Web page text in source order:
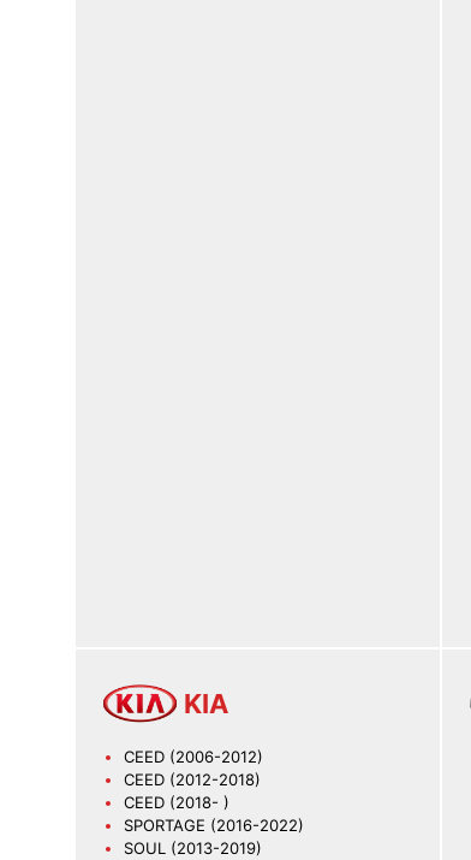
KIA
CEED (2006-2012)
CEED (2012-2018)
CEED (2018- )
SPORTAGE (2016-2022)
SOUL (2013-2019)